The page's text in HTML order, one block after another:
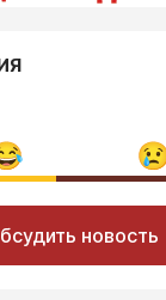
новость